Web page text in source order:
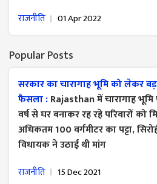
राजनीति 01 Apr 2022
Popular Posts
सरकार का चारागाह भूमि को लेकर
फैसला :Rajasthan में चारागाह भूमि
वर्ष से घर बनाकर रह रहे परिवारों को
अधिकतम 100 वर्गमीटर का पट्टा,
विधायक ने उठाई थी मांग
राजनीति 15 Dec 2021